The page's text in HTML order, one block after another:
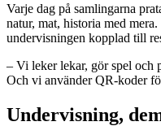
Varje dag på samlingarna
natur, mat, historia med
undervisningen kopplad till
– Vi leker lekar, gör spel och
Och vi använder QR-koder
Undervisning,